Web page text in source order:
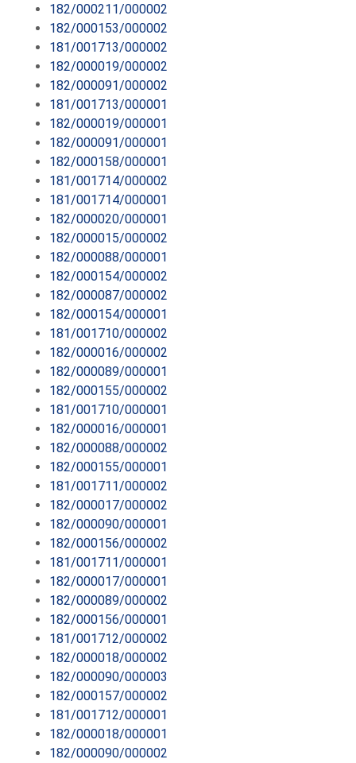
182/000211/000002
182/000153/000002
181/001713/000002
182/000019/000002
182/000091/000002
181/001713/000001
182/000019/000001
182/000091/000001
182/000158/000001
181/001714/000002
181/001714/000001
182/000020/000001
182/000015/000002
182/000088/000001
182/000154/000002
182/000087/000002
182/000154/000001
181/001710/000002
182/000016/000002
182/000089/000001
182/000155/000002
181/001710/000001
182/000016/000001
182/000088/000002
182/000155/000001
181/001711/000002
182/000017/000002
182/000090/000001
182/000156/000002
181/001711/000001
182/000017/000001
182/000089/000002
182/000156/000001
181/001712/000002
182/000018/000002
182/000090/000003
182/000157/000002
181/001712/000001
182/000018/000001
182/000090/000002